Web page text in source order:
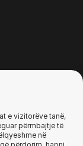
e vizitorëve tanë,
përmbajtje të
në